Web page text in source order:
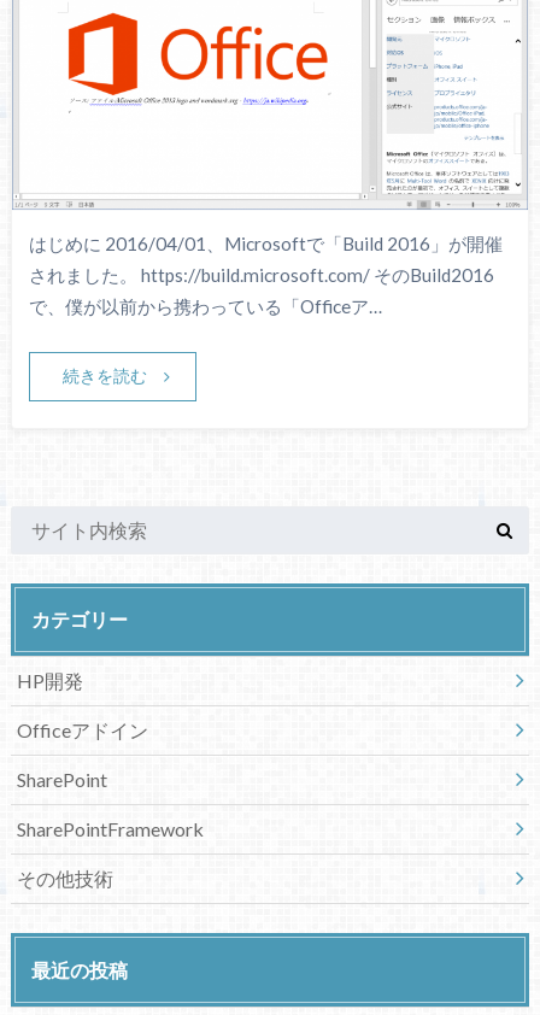
はじめに 2016/04/01、Microsoftで「Build 2016」が開催
されました。 https://build.microsoft.com/ そのBuild2016
で、僕が以前から携わっている「Officeア…
続きを読む
カテゴリー
HP開発
Officeアドイン
SharePoint
SharePointFramework
その他技術
最近の投稿